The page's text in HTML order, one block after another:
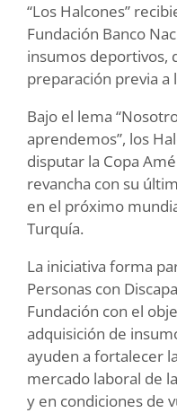
“Los Halcones”
Fundación Banco
insumos deportivos,
preparación previa a
Bajo el lema
aprendemos”, los
disputar la Copa
revancha con su
en el próximo
Turquía.
La iniciativa forma
Personas con
Fundación con el
adquisición de
ayuden a fortalecer
mercado laboral de
y en condiciones de